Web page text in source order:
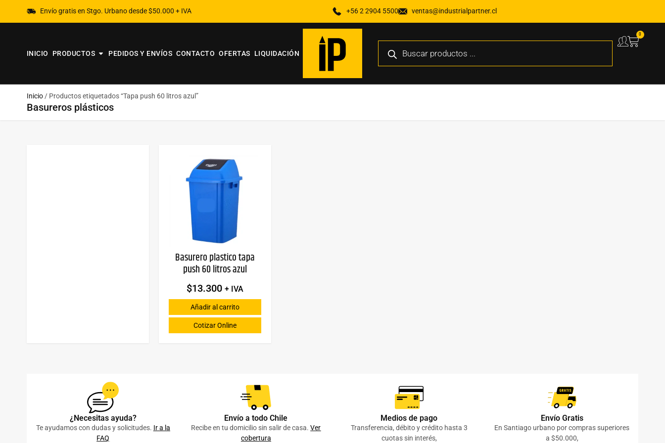
Envío gratis en Stgo. Urbano desde $50.000 + IVA +56 2 2904 5500 ventas@industrialpartner.cl
INICIO PRODUCTOS PEDIDOS Y ENVÍOS CONTACTO OFERTAS LIQUIDACIÓN
0
Inicio/ Productos etiquetados “Tapa push 60 litros azul”
Basureros plásticos
Basurero plastico tapa
push 60 litros azul
$13.300 + IVA
Añadir al carrito
Cotizar Online
¿Necesitas ayuda?
Te ayudamos con dudas y solicitudes. Ir a la
FAQ
Envío a todo Chile
Recibe en tu domicilio sin salir de casa.Ver
cobertura
Medios de pago
Transferencia, débito y crédito hasta 3
cuotas sin interés,
Envío Gratis
En Santiago urbano por compras superiores
a $50.000,